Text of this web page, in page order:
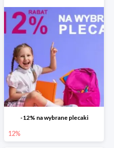
-12% na wybrane plecaki
12%